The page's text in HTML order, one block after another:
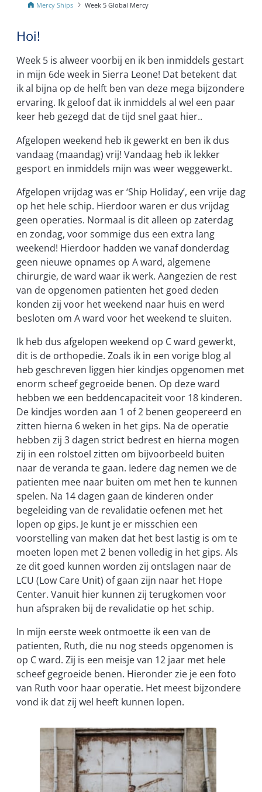
Mercy Ships Week 5 Global Mercy
Hoi!
Week 5 is alweer voorbij en ik ben inmiddels gestart
in mijn 6de week in Sierra Leone! Dat betekent dat
ik al bijna op de helft ben van deze mega bijzondere
ervaring. Ik geloof dat ik inmiddels al wel een paar
keer heb gezegd dat de tijd snel gaat hier..
Afgelopen weekend heb ik gewerkt en ben ik dus
vandaag (maandag) vrij! Vandaag heb ik lekker
gesport en inmiddels mijn was weer weggewerkt.
Afgelopen vrijdag was er ‘Ship Holiday’, een vrije dag
op het hele schip. Hierdoor waren er dus vrijdag
geen operaties. Normaal is dit alleen op zaterdag
en zondag, voor sommige dus een extra lang
weekend! Hierdoor hadden we vanaf donderdag
geen nieuwe opnames op A ward, algemene
chirurgie, de ward waar ik werk. Aangezien de rest
van de opgenomen patienten het goed deden
konden zij voor het weekend naar huis en werd
besloten om A ward voor het weekend te sluiten.
Ik heb dus afgelopen weekend op C ward gewerkt,
dit is de orthopedie. Zoals ik in een vorige blog al
heb geschreven liggen hier kindjes opgenomen met
enorm scheef gegroeide benen. Op deze ward
hebben we een beddencapaciteit voor 18 kinderen.
De kindjes worden aan 1 of 2 benen geopereerd en
zitten hierna 6 weken in het gips. Na de operatie
hebben zij 3 dagen strict bedrest en hierna mogen
zij in een rolstoel zitten om bijvoorbeeld buiten
naar de veranda te gaan. Iedere dag nemen we de
patienten mee naar buiten om met hen te kunnen
spelen. Na 14 dagen gaan de kinderen onder
begeleiding van de revalidatie oefenen met het
lopen op gips. Je kunt je er misschien een
voorstelling van maken dat het best lastig is om te
moeten lopen met 2 benen volledig in het gips. Als
ze dit goed kunnen worden zij ontslagen naar de
LCU (Low Care Unit) of gaan zijn naar het Hope
Center. Vanuit hier kunnen zij terugkomen voor
hun afspraken bij de revalidatie op het schip.
In mijn eerste week ontmoette ik een van de
patienten, Ruth, die nu nog steeds opgenomen is
op C ward. Zij is een meisje van 12 jaar met hele
scheef gegroeide benen. Hieronder zie je een foto
van Ruth voor haar operatie. Het meest bijzondere
vond ik dat zij wel heeft kunnen lopen.